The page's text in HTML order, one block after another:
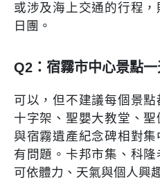
或涉及海上交通的行程
日團。
Q2：宿霧市中心景點一
可以，但不建議每個景
十字架、聖嬰大教堂、
與宿霧遺產紀念碑相對
有問題。卡邦市集、科隆
可依體力、天氣與個人興